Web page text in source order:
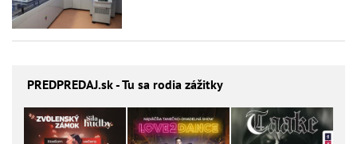
PREDPREDAJ.sk - Tu sa rodia zážitky